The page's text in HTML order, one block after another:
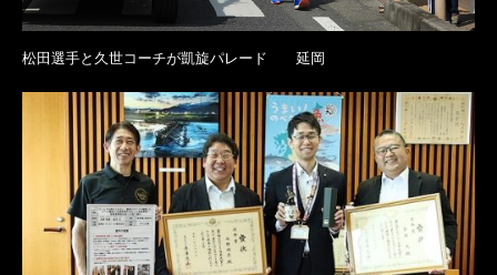
松田選手と久世コーチが凱旋パレード 延岡